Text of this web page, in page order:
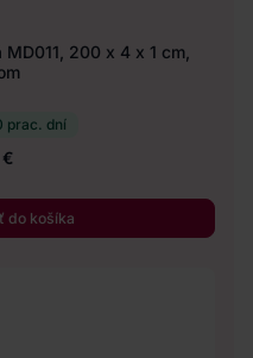
200 x 4 x 1 cm,
prac. dní
do košíka